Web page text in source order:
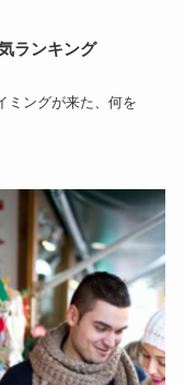
ランキング
ミングが来た、何を
ト…